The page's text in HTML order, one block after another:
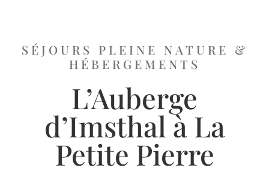
SÉJOURS PLEINE NATURE &
HÉBERGEMENTS
L’Auberge
d’Imsthal à La
Petite Pierre